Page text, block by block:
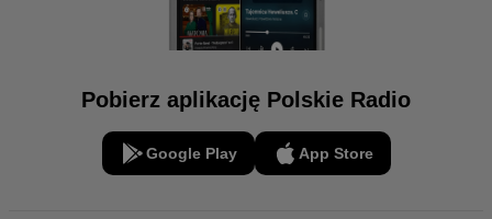
Pobierz aplikację Polskie Radio
Google Play App Store